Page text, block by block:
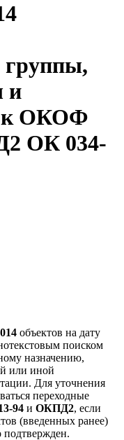
группы,
и
к ОКОФ
ОК 034-
объектов на дату
поиском
назначению,
или иной
Для уточнения
переходные
94 и ОКПД2, если
(введенных ранее)
подтвержден.